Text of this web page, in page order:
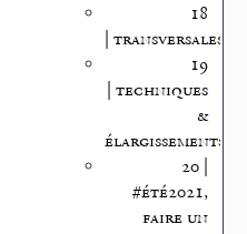
18
| transversales
19
| techniques
&
élargissements
20 |
#été2021,
faire un